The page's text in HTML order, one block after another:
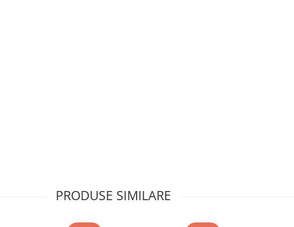
V / 1 V ±(2%+9)
/ 60MOhm ±(0,8%+2)
PRODUSE SIMILARE